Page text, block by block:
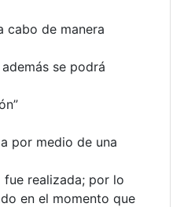
cabo de manera
se podrá
por medio de una
realizada; por lo
en el momento que